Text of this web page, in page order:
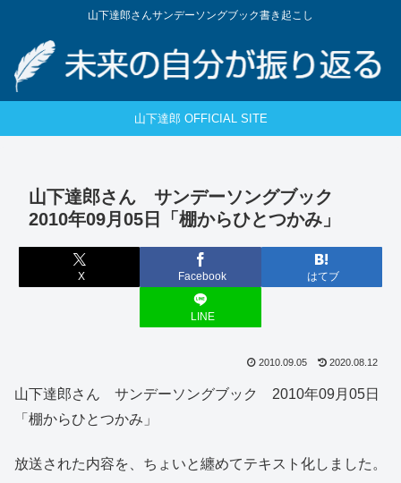
山下達郎さんサンデーソングブック書き起こし
山下達郎 OFFICIAL SITE
山下達郎さん サンデーソングブック
2010年09月05日「棚からひとつかみ」
X Facebook はてブ
LINE
2010.09.05 2020.08.12
山下達郎さん サンデーソングブック 2010年09月05日
「棚からひとつかみ」
放送された内容を、ちょいと纏めてテキスト化しました。